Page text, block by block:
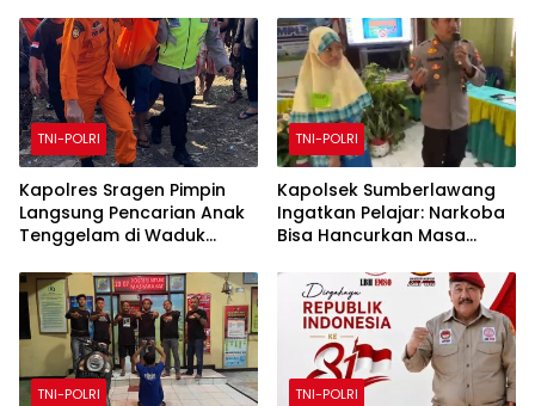
Hak Restitusi Korban
TNI-POLRI
Kapolres Sragen Pimpin
Langsung Pencarian Anak
Tenggelam di Waduk
TNI-POLRI
Kapolsek Sumberlawang
Ingatkan Pelajar: Narkoba
Bisa Hancurkan Masa
TNI-POLRI TNI-POLRI